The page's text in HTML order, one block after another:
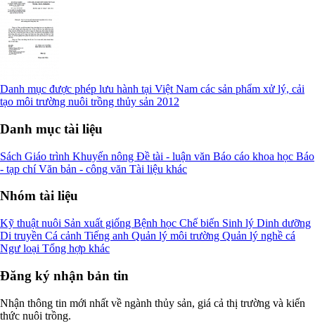
Danh mục được phép lưu hành tại Việt Nam các sản phẩm xử lý, cải
tạo môi trường nuôi trồng thủy sản 2012
Danh mục tài liệu
Sách Giáo trình Khuyến nông Đề tài - luận văn Báo cáo khoa học Báo
- tạp chíVăn bản - công văn Tài liệu khác
Nhóm tài liệu
Kỹ thuật nuôi Sản xuất giống Bệnh học Chế biến Sinh lý Dinh dưỡng
Di truyền Cá cảnh Tiếng anh Quản lý môi trường Quản lý nghề cá
Ngư loại Tổng hợp khác
Đăng ký nhận bản tin
Nhận thông tin mới nhất về ngành thủy sản, giá cả thị trường và kiến
thức nuôi trồng.